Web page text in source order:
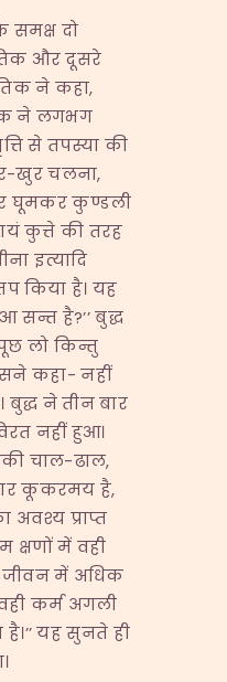
समक्ष दो
और दूसरे
ने कहा,
ने लगभग
से तपस्या की
खुर चलना,
घूमकर कुण्डली
कुत्ते की तरह
इत्यादि
किया है। यह
है?’’ बुद्ध
लो किन्तु
कहा- नहीं
ने तीन बार
नहीं हुआ।
चाल-ढाल,
कूकरमय है,
प्राप्त
क्षणों में वही
जीवन में अधिक
कर्म अगली
है।’’ यह सुनते ही